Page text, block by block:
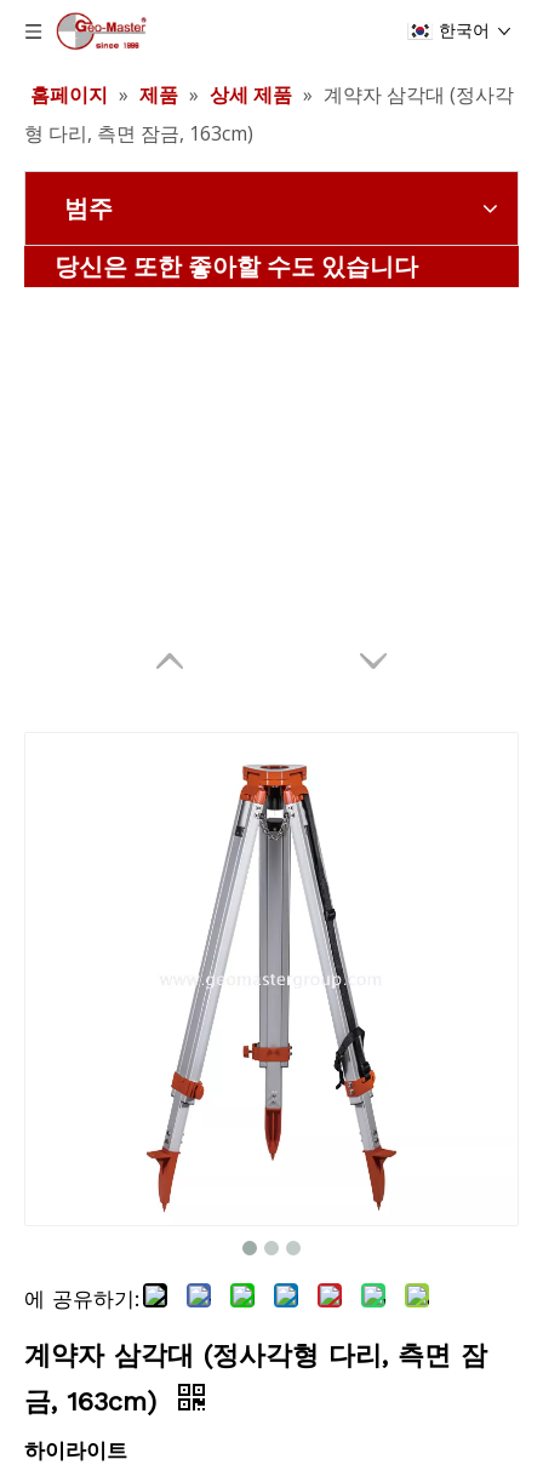
한국어
홈페이지 » 제품 » 상세 제품 » 계약자 삼각대 (정사각
형 다리, 측면 잠금, 163cm)
범주
당신은 또한 좋아할 수도 있습니다
에 공유하기:
계약자 삼각대 (정사각형 다리, 측면 잠
금, 163cm)
하이라이트